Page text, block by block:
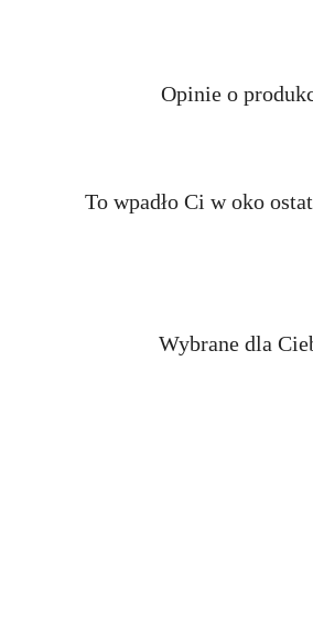
Opinie o
Pomiń karuzelę produktów
Produkty
To wpadło Ci w oko
Pomiń karuzelę produktów
Produkty
Wybrane dla